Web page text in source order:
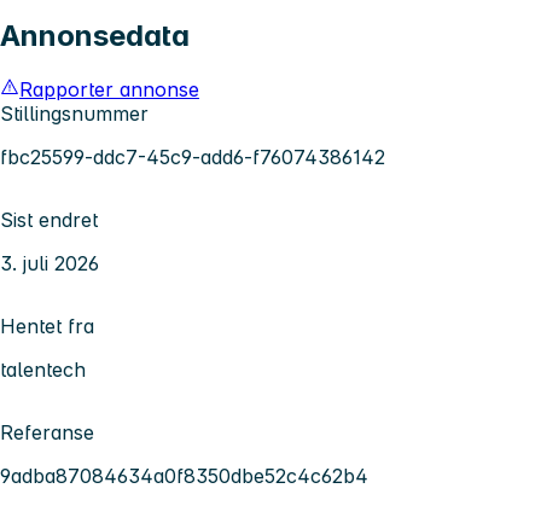
Annonsedata
Rapporter annonse
Stillingsnummer
fbc25599-ddc7-45c9-add6-f76074386142
Sist endret
3. juli 2026
Hentet fra
talentech
Referanse
9adba87084634a0f8350dbe52c4c62b4